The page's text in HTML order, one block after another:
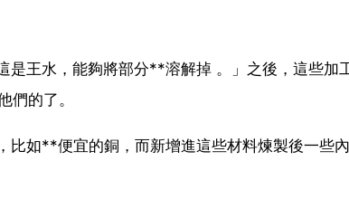
是王水，能夠將部分**溶解掉 。」之後，這些加
的了。
比如**便宜的銅，而新增進這些材料煉製後一些